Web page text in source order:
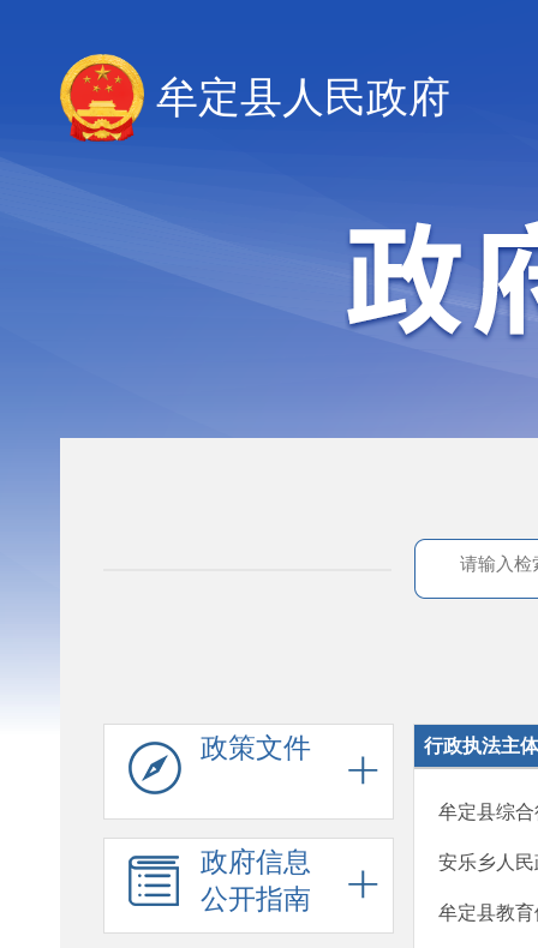
牟定县人民政府
政策文件
政府信息
公开指南
行政执法主体
牟定县综
安乐乡人
牟定县教